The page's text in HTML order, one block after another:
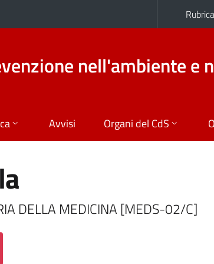
Rubrica
nell'ambiente e
Avvisi Organi del CdS
DELLA MEDICINA [MEDS-02/C]